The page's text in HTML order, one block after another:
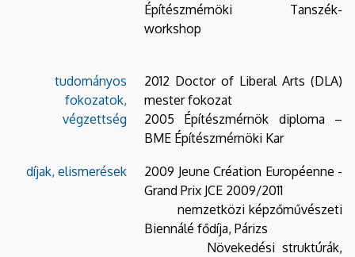
Építészmérnöki Tanszék-
workshop
tudományos
fokozatok,
végzettség
2012 Doctor of Liberal Arts (DLA)
mester fokozat
2005 Építészmérnök diploma –
BME Építészmérnöki Kar
díjak, elismerések
2009 Jeune Création Européenne -
Grand Prix JCE 2009/2011
nemzetközi képzőművészeti
Biennálé fődíja, Párizs
Növekedési struktúrák,